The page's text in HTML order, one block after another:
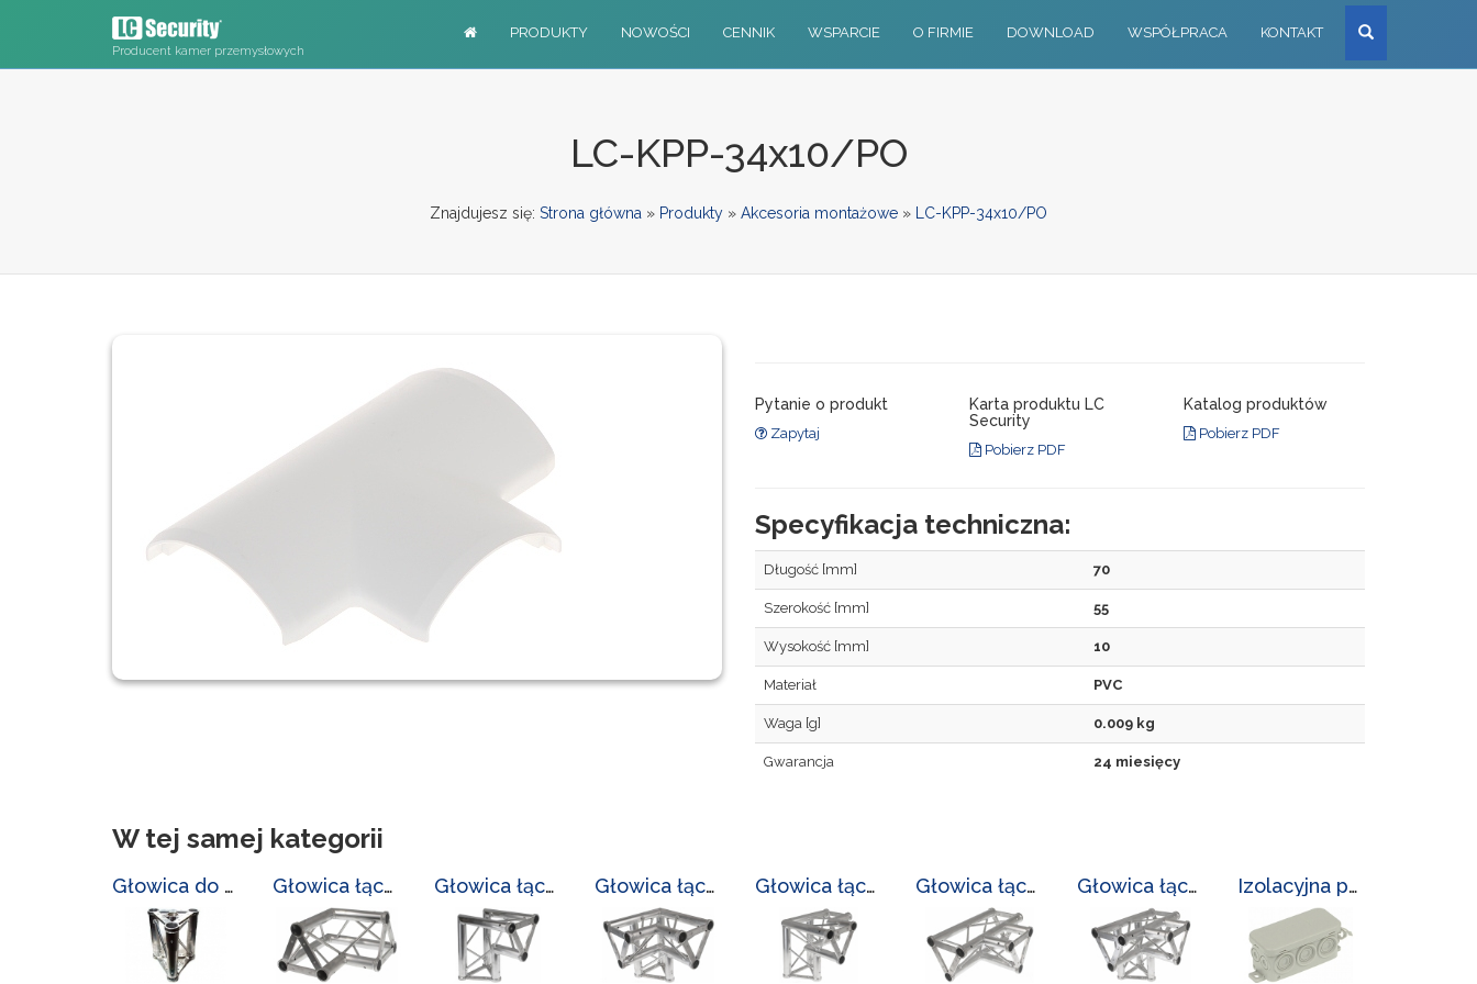
Producent kamer przemysłowych
PRODUKTY NOWOŚCI CENNIK WSPARCIE O FIRMIE DOWNLOAD WSPÓŁPRACA KONTAKT
LC-KPP-34x10/PO
Znajdujesz się: Strona główna » Produkty » Akcesoria montażowe » LC-KPP-34x10/PO
Pytanie o produkt
Zapytaj
Karta produktu LC
Security
Pobierz PDF
Katalog produktów
Pobierz PDF
Specyfikacja techniczna:
Długość [mm] 70
Szerokość [mm] 55
Wysokość [mm] 10
Materiał PVC
Waga [g] 0.009 kg
Gwarancja 24 miesięcy
W tej samej kategorii
Głowica do masztów LC-L-3300/GL Głowica łącząca LC-L-3300/GL-2/3 Głowica łącząca LC-L-3300/GL-2/7 Głowica łącząca LC-L-3300/GL-3/5 Głowica łącząca LC-L-3300/GL-3/6 Głowica łącząca LC-L-3300/GL-3/8 Głowica łącząca LC-L-3300/GL-4/2 Izolacyjna puszka odgałęźna LC-PK-6